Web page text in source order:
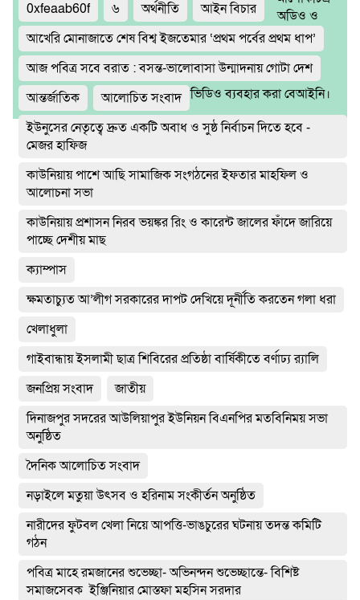
0xfeaab60f ৬ অর্থনীতি
আইন বিচার
আখেরি মোনাজাতে শেষ বিশ্ব ইজতেমার ‘প্রথম পর্বের প্রথম ধাপ’
আজ পবিত্র সবে বরাত : বসন্ত-ভালোবাসা উন্মাদনায় গোটা দেশ
আন্তর্জাতিক
আলোচিত সংবাদ
ইউনুসের নেতৃত্বে দ্রুত একটি অবাধ ও সুষ্ঠ নির্বাচন দিতে হবে -
মেজর হাফিজ
কাউনিয়ায় পাশে আছি সামাজিক সংগঠনের ইফতার মাহফিল ও
আলোচনা সভা
কাউনিয়ায় প্রশাসন নিরব ভয়ঙ্কর রিং ও কারেন্ট জালের ফাঁদে জারিয়ে
পাচ্ছে দেশীয় মাছ
ক্যাম্পাস
ক্ষমতাচ্যুত আ’লীগ সরকারের দাপট দেখিয়ে দূর্নীতি করতেন গলা ধরা
খেলাধুলা
গাইবান্ধায় ইসলামী ছাত্র শিবিরের প্রতিষ্ঠা বার্ষিকীতে বর্ণাঢ্য র‌্যালি
জনপ্রিয় সংবাদ
জাতীয়
দিনাজপুর সদরের আউলিয়াপুর ইউনিয়ন বিএনপির মতবিনিময় সভা
অনুষ্ঠিত
দৈনিক আলোচিত সংবাদ
নড়াইলে মতুয়া উৎসব ও হরিনাম সংকীর্তন অনুষ্ঠিত
নারীদের ফুটবল খেলা নিয়ে আপত্তি-ভাঙচুরের ঘটনায় তদন্ত কমিটি
গঠন
পবিত্র মাহে রমজানের শুভেচ্ছা- অভিনন্দন শুভেচ্ছান্তে- বিশিষ্ট
সমাজসেবক ইঞ্জিনিয়ার মোস্তফা মহসিন সরদার
অডিও ও
ভিডিও ব্যবহার করা বেআইনি।